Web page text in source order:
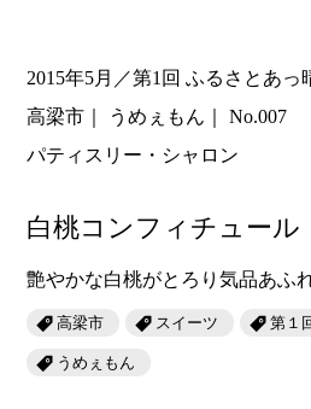
2015年5月／第1回 ふるさとあっ
高梁市
うめぇもん
No.007
パティスリー・シャロン
白桃コンフィチュール
艶やかな白桃がとろり気品あふ
高梁市 スイーツ 第１
うめぇもん